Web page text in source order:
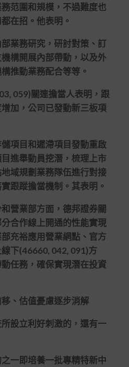
范圍和規模，不過難度也
在招。他表明。
務研究，研討對策、訂
構開展內部帶動，以及外
推動業務配合等等。
059)關連擔當人表明，跟
加，公司已發動新三板項
目和遲滯項目發動重啟
進舉動員挖潛，梳理上市
域規劃業務隊伍進行對接
跟蹤擔當機制。其表明。
業部方面，德邦證券關
合作線上開通的性能實現
充裕應用營業網點、官方
下(46660, 042, 091)方
任務，確保實現潛在投資
、估值憂慮逐步消解
立利好刺激的，還有一
即培養一批專精特新中